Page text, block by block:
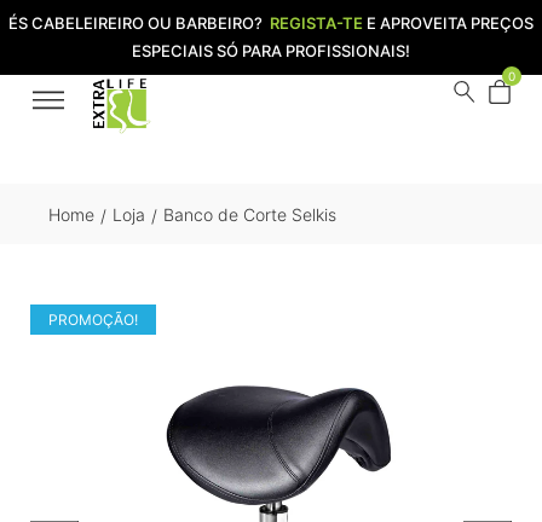
ÉS CABELEIREIRO OU BARBEIRO? REGISTA-TE E APROVEITA PREÇOS
ESPECIAIS SÓ PARA PROFISSIONAIS!
0
Home / Loja / Banco de Corte Selkis
PROMOÇÃO!